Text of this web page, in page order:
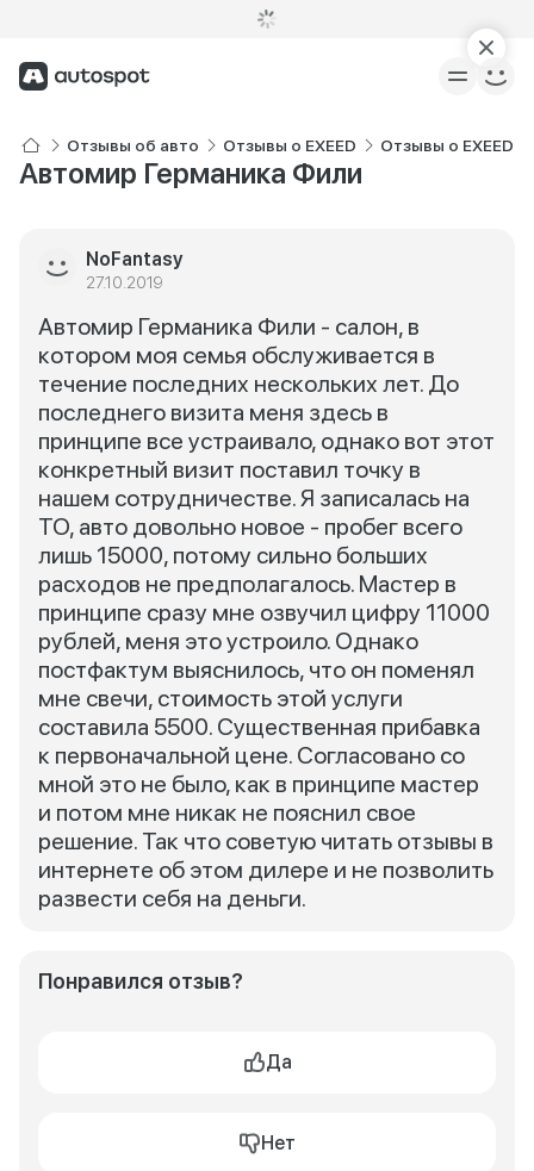
Отзывы об авто Отзывы о EXEED Отзывы о EXEED
Автомир Германика Фили
NoFantasy
27.10.2019
Автомир Германика Фили - салон, в
котором моя семья обслуживается в
течение последних нескольких лет. До
последнего визита меня здесь в
принципе все устраивало, однако вот этот
конкретный визит поставил точку в
нашем сотрудничестве. Я записалась на
ТО, авто довольно новое - пробег всего
лишь 15000, потому сильно больших
расходов не предполагалось. Мастер в
принципе сразу мне озвучил цифру 11000
рублей, меня это устроило. Однако
постфактум выяснилось, что он поменял
мне свечи, стоимость этой услуги
составила 5500. Существенная прибавка
к первоначальной цене. Согласовано со
мной это не было, как в принципе мастер
и потом мне никак не пояснил свое
решение. Так что советую читать отзывы в
интернете об этом дилере и не позволить
развести себя на деньги.
Понравился отзыв?
Да
Нет